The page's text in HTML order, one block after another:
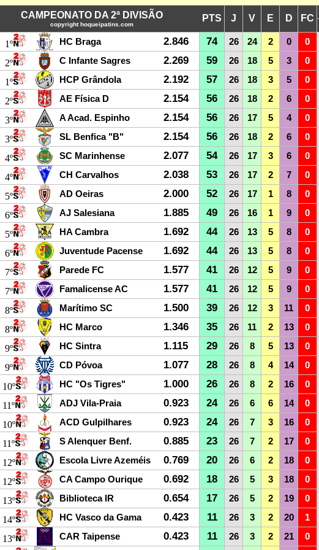
CAMPEONATO DA 2ª DIVISÃO
copyright hoqueipatins.com
PTS J V E D FC
1º HC Braga 2.846 74 26 24 2 0 0
2º C Infante Sagres 2.269 59 26 18 5 3 0
1º HCP Grândola 2.192 57 26 18 3 5 0
2º AE Física D 2.154 56 26 18 2 6 0
3º A Acad. Espinho 2.154 56 26 17 5 4 0
3º SL Benfica "B" 2.154 56 26 18 2 6 0
4º SC Marinhense 2.077 54 26 17 3 6 0
4º CH Carvalhos 2.038 53 26 17 2 7 0
5º AD Oeiras 2.000 52 26 17 1 8 0
6º AJ Salesiana 1.885 49 26 16 1 9 0
5º HA Cambra 1.692 44 26 13 5 8 0
6º Juventude Pacense 1.692 44 26 13 5 8 0
7º Parede FC 1.577 41 26 12 5 9 0
7º Famalicense AC 1.577 41 26 12 5 9 0
8º Marítimo SC 1.500 39 26 12 3 11 0
8º HC Marco 1.346 35 26 11 2 13 0
9º HC Sintra 1.115 29 26 8 5 13 0
9º CD Póvoa 1.077 28 26 8 4 14 0
10º HC "Os Tigres" 1.000 26 26 8 2 16 0
11º ADJ Vila-Praia 0.923 24 26 6 6 14 0
10º ACD Gulpilhares 0.923 24 26 7 3 16 0
11º S Alenquer Benf. 0.885 23 26 7 2 17 0
12º Escola Livre Azeméis 0.769 20 26 6 2 18 0
12º CA Campo Ourique 0.692 18 26 5 3 18 0
13º Biblioteca IR 0.654 17 26 5 2 19 0
14º HC Vasco da Gama 0.423 11 26 3 2 20 1
13º CAR Taipense 0.423 11 26 3 2 21 0